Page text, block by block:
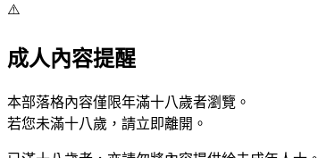
⚠️
成人內容提醒
本部落格內容僅限年滿十八歲者瀏覽。
若您未滿十八歲，請立即離開。